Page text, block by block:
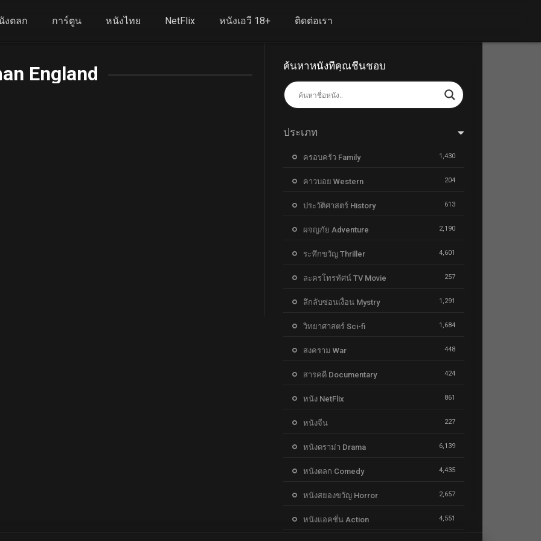
งตลก การ์ตูน หนังไทย NetFlix หนังเอวี 18+ ติดต่อเรา
England ค้นหาหนังที่คุณชื่นชอบ
ประเภท
ครอบครัว Family 1,430
คาวบอย Western 204
ประวัติศาสตร์ History 613
ผจญภัย Adventure 2,190
ระทึกขวัญ Thriller 4,601
ละครโทรทัศน์ TV Movie 257
ลึกลับซ่อนเงื่อน Mystry 1,291
วิทยาศาสตร์ Sci-fi 1,684
สงคราม War 448
สารคดี Documentary 424
หนัง NetFlix 861
หนังจีน 227
หนังดราม่า Drama 6,139
หนังตลก Comedy 4,435
หนังสยองขวัญ Horror 2,657
หนังแอคชั่น Action 4,551